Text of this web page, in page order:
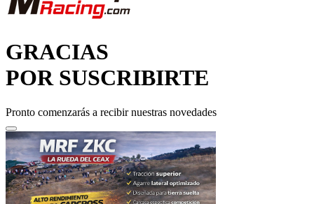
GRACIAS
POR SUSCRIBIRTE
Pronto comenzarás a recibir nuestras novedades